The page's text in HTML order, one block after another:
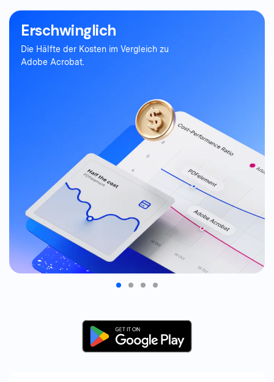
Erschwinglich
Die Hälfte der Kosten im Vergleich zu
Adobe Acrobat.